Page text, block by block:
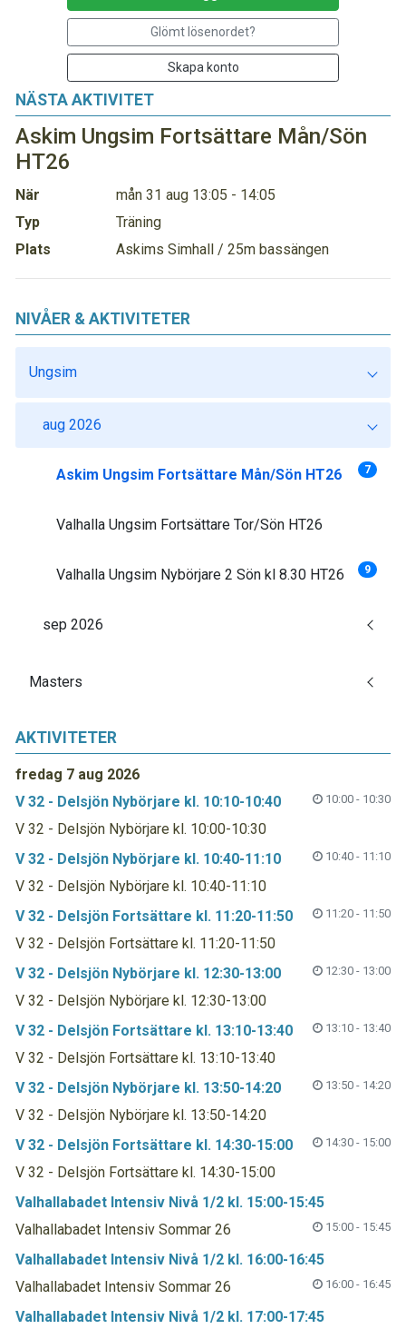
NÄSTA AKTIVITET
Askim Ungsim Fortsättare Mån/Sön
HT26
När
mån 31 aug 13:05 - 14:05
Typ
Träning
Plats
Askims Simhall / 25m bassängen
Glömt lösenordet?
Skapa konto
NIVÅER & AKTIVITETER
Ungsim
aug 2026
Askim Ungsim Fortsättare Mån/Sön HT26 7
Valhalla Ungsim Fortsättare Tor/Sön HT26
Valhalla Ungsim Nybörjare 2 Sön kl 8.30 HT26 9
sep 2026
Masters
AKTIVITETER
fredag 7 aug 2026
V 32 - Delsjön Nybörjare kl. 10:10-10:40
10:00 - 10:30
V 32 - Delsjön Nybörjare kl. 10:00-10:30
V 32 - Delsjön Nybörjare kl. 10:40-11:10
10:40 - 11:10
V 32 - Delsjön Nybörjare kl. 10:40-11:10
V 32 - Delsjön Fortsättare kl. 11:20-11:50
11:20 - 11:50
V 32 - Delsjön Fortsättare kl. 11:20-11:50
V 32 - Delsjön Nybörjare kl. 12:30-13:00
12:30 - 13:00
V 32 - Delsjön Nybörjare kl. 12:30-13:00
V 32 - Delsjön Fortsättare kl. 13:10-13:40
13:10 - 13:40
V 32 - Delsjön Fortsättare kl. 13:10-13:40
V 32 - Delsjön Nybörjare kl. 13:50-14:20
13:50 - 14:20
V 32 - Delsjön Nybörjare kl. 13:50-14:20
V 32 - Delsjön Fortsättare kl. 14:30-15:00
14:30 - 15:00
V 32 - Delsjön Fortsättare kl. 14:30-15:00
Valhallabadet Intensiv Nivå 1/2 kl. 15:00-15:45
15:00 - 15:45
Valhallabadet Intensiv Sommar 26
Valhallabadet Intensiv Nivå 1/2 kl. 16:00-16:45
16:00 - 16:45
Valhallabadet Intensiv Sommar 26
Valhallabadet Intensiv Nivå 1/2 kl. 17:00-17:45